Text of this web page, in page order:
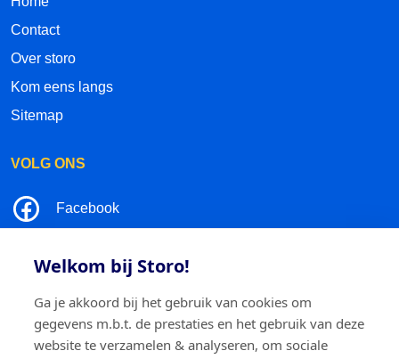
Welkom bij Storo!
Ga je akkoord bij het gebruik van cookies om
gegevens m.b.t. de prestaties en het gebruik van deze
website te verzamelen & analyseren, om sociale
Contact
Over storo
Kom eens langs
Sitemap
VOLG ONS
Facebook
TikTok